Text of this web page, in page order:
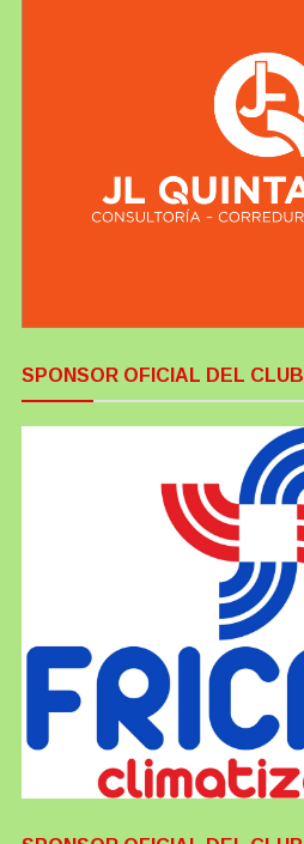
SPONSOR OFICIAL DEL CLUB